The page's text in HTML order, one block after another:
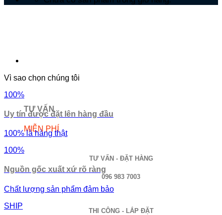
TƯ VẤN
MIỄN PHÍ
TƯ VẤN - ĐẶT HÀNG
096 983 7003
THI CÔNG - LẮP ĐẶT
Vì sao chọn chúng tôi
100%
Uy tín được đặt lên hàng đầu
100% là hàng thật
100%
Nguồn gốc xuất xứ rõ ràng
Chất lượng sản phẩm đảm bảo
SHIP